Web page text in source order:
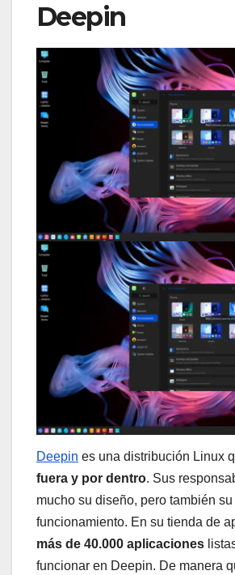
Deepin
Deepin es una distribución Linux
fuera y por dentro. Sus
mucho su diseño, pero también su
funcionamiento. En su tienda de
más de 40.000 aplicaciones
funcionar en Deepin. De manera